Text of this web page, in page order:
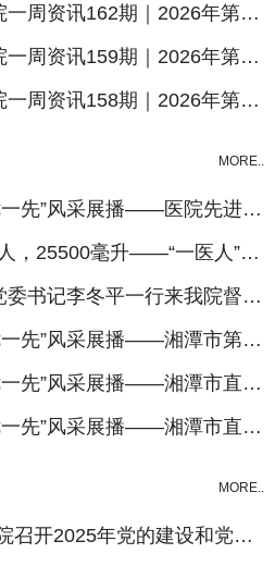
湘潭市第一人民医院一周资讯162期｜2026年第9期周报已送达！
湘潭市第一人民医院一周资讯159期｜2026年第6期周报已送达！
湘潭市第一人民医院一周资讯158期｜2026年第5期周报已送达！
MORE..
【榜样•一医】“两优一先”风采展播——医院先进基层党组织：肿瘤四党支部
【一医·医者红】75人，25500毫升——“一医人”用热血为生命续航
湘潭市卫生健康委党委书记李冬平一行来我院督导安全生产工作
【榜样•一医】“两优一先”风采展播——湘潭市第一人民医院先进基层党组织：机关一党支部
【榜样•一医】“两优一先”风采展播——湘潭市直卫健系统先进基层党组织：肿瘤二党支部
【榜样•一医】“两优一先”风采展播——湘潭市直卫健系统先进基层党组织：内科四党支部
MORE..
【一医·医者红】我院召开2025年党的建设和党风廉政建设工作会议